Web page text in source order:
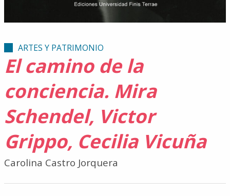
ARTES Y PATRIMONIO
El camino de la
conciencia. Mira
Schendel, Victor
Grippo, Cecilia Vicuña
Carolina Castro Jorquera